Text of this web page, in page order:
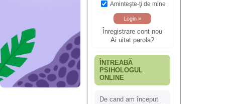
Aminteşte-ţi de mine
Înregistrare cont nou
Ai uitat parola?
ÎNTREABĂ
PSIHOLOGUL
ONLINE
De cand am început